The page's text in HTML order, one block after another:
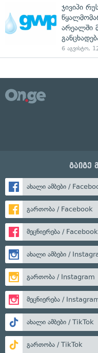
ჯივიპი
არეალში
6 აგვისტო,
გაიგე
ახალი ამბები /
გართობა / Facebook
მეცნიერება / Facebook
ახალი ამბები /
გართობა / Instagram
მეცნიერება /
ახალი ამბები / TikTok
გართობა / TikTok